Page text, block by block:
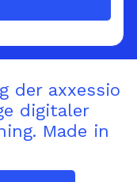
der axxessio
digitaler
Made in